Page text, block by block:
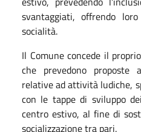
svantaggiati, offrendo
socialità.
Il Comune concede il
che prevedono proposte
relative ad attività ludiche,
con le tappe di sviluppo
centro estivo, al fine di
socializzazione tra pari.